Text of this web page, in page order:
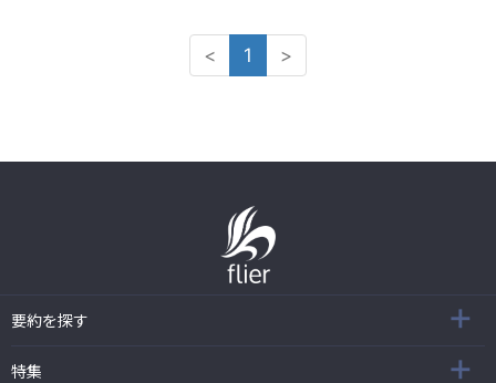
< 1 >
要約を探す
特集